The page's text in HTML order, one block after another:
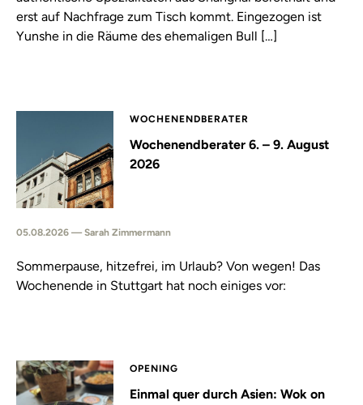
erst auf Nachfrage zum Tisch kommt. Eingezogen ist
Yunshe in die Räume des ehemaligen Bull […]
WOCHENENDBERATER
Wochenendberater 6. – 9. August
2026
05.08.2026 — Sarah Zimmermann
Sommerpause, hitzefrei, im Urlaub? Von wegen! Das
Wochenende in Stuttgart hat noch einiges vor:
OPENING
Einmal quer durch Asien: Wok on